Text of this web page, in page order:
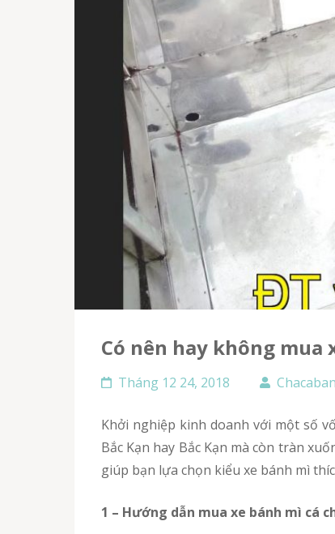
Có nên hay không
Tháng 12 24, 2018
Khởi nghiệp kinh doanh với một số vốn nho nhỏ, nhiều người nghĩ ngay đến bán bánh mì chả cá nóng. Đồ ăn bình dân này không chỉ có mặt ở
Bắc Kạn hay Bắc Kạn mà còn tràn
giúp bạn lựa chọn kiểu xe bánh mì
1 – Hướng dẫn mua xe bánh mì cá